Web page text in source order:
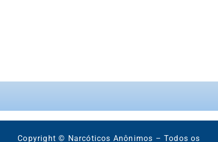
Copyright © Narcóticos Anônimos – Todos os